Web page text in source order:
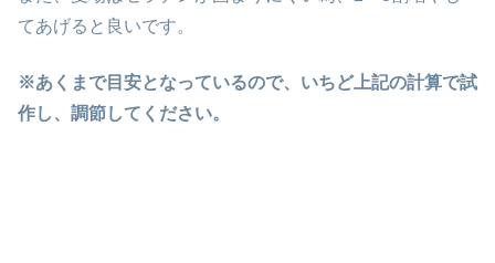
てあげると良いです。
※あくまで目安となっているので、いちど上記の計算で試
作し、調節してください。